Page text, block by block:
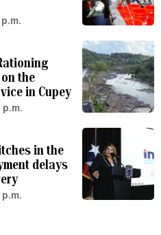
the
in Cupey
in the
delays